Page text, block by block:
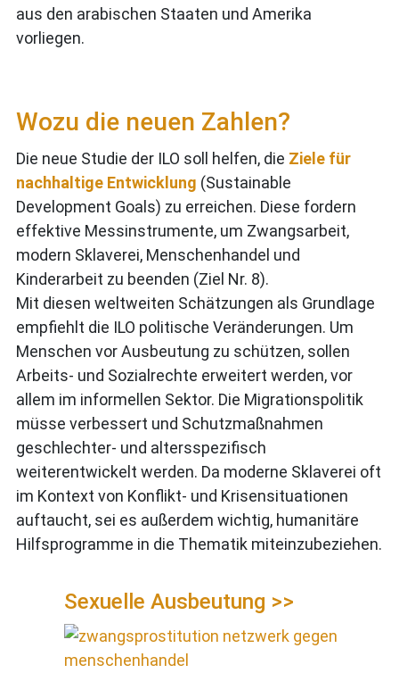
aus den arabischen Staaten und Amerika
vorliegen.
Wozu die neuen Zahlen?
Die neue Studie der ILO soll helfen, die Ziele für
nachhaltige Entwicklung (Sustainable
Development Goals) zu erreichen. Diese fordern
effektive Messinstrumente, um Zwangsarbeit,
modern Sklaverei, Menschenhandel und
Kinderarbeit zu beenden (Ziel Nr. 8).
Mit diesen weltweiten Schätzungen als Grundlage
empfiehlt die ILO politische Veränderungen. Um
Menschen vor Ausbeutung zu schützen, sollen
Arbeits- und Sozialrechte erweitert werden, vor
allem im informellen Sektor. Die Migrationspolitik
müsse verbessert und Schutzmaßnahmen
geschlechter- und altersspezifisch
weiterentwickelt werden. Da moderne Sklaverei oft
im Kontext von Konflikt- und Krisensituationen
auftaucht, sei es außerdem wichtig, humanitäre
Hilfsprogramme in die Thematik miteinzubeziehen.
Sexuelle Ausbeutung >>